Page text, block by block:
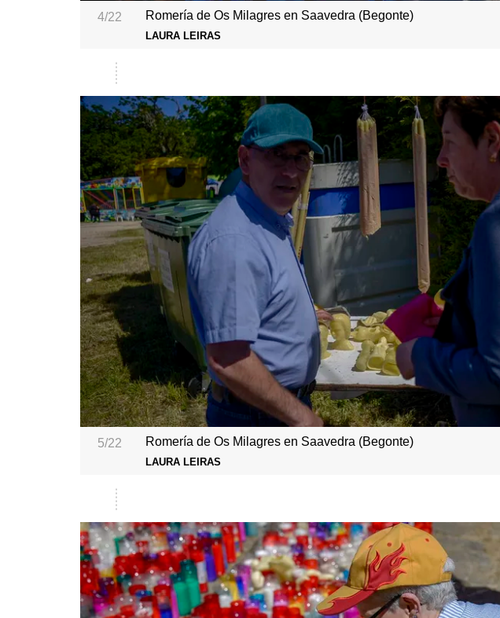
4/22 Romería de Os Milagres en Saavedra (Begonte)
LAURA LEIRAS
5/22 Romería de Os Milagres en Saavedra (Begonte)
LAURA LEIRAS